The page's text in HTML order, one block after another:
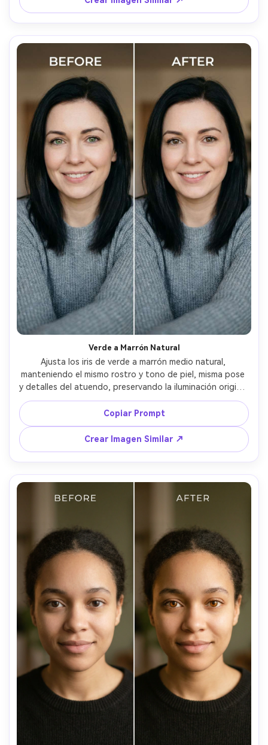
Verde a Marrón Natural
Ajusta los iris de verde a marrón medio natural,
manteniendo el mismo rostro y tono de piel, misma pose
y detalles del atuendo, preservando la iluminación original
y detalles del fondo, mantén reflejos realistas y textura
del iris sin sobresaturar --ar 4:5
Copiar Prompt
Crear Imagen Similar ↗